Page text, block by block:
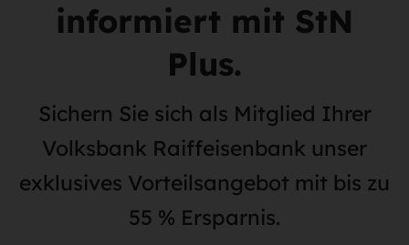
informiert mit StN
Plus.
Sichern Sie sich als Mitglied Ihrer
Volksbank Raiffeisenbank unser
exklusives Vorteilsangebot mit bis zu
55 % Ersparnis.